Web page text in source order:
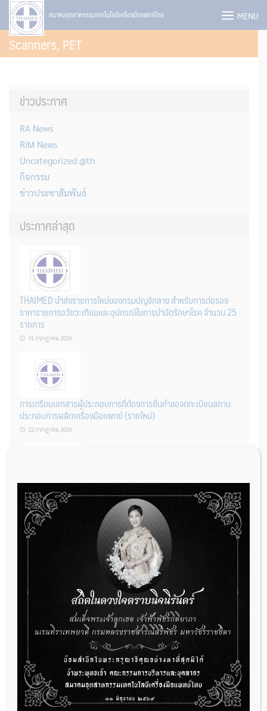
Skip
content
สมาคมอุตสาหกรรมเทคโนโลยีเครื่องมือแพทย์ไทย MENU
Scanners, PET
ข่าวประกาศ
RA News
RIM News
Uncategorized @th
กิจกรรม
ข่าวประชาสัมพันธ์
ประกาศล่าสุด
THAIMED นำส่งรายการใหม่ของกรมบัญชีกลาง สำหรับการต่อรอง
ราคารายการอวัยวะเทียมและอุปกรณ์ในการบำบัดรักษาโรค จำนวน 25
รายการ
31 กรกฎาคม 2026
การเตรียมเอกสารผู้ประกอบการที่ต้องการยื่นคำขอจดทะเบียนสถาน
ประกอบการผลิตเครื่องมือแพทย์ (รายใหม่)
22 กรกฎาคม 2026
ผู้ประกอบการผลิต และ นักวิจัย ที่ต้องการขึ้นทะเบียนเครื่องมือแพทย์
ต้องทำอย่างไรบ้าง
22 กรกฎาคม 2026
กองควบคุมเครื่องมือแพทย์ เปิดรับฟังความคิดเห็นหลักการยกร่าง
กฎหมาย จำนวน 3 ฉบับ ผ่านระบบกลางทางกฎหมาย
22 กรกฎาคม 2026
การโฆษณาเครื่องมือแพทย์แบบใดที่ได้รับการยกเว้นไม่ต้องขออนุญาต
14 กรกฎาคม 2026